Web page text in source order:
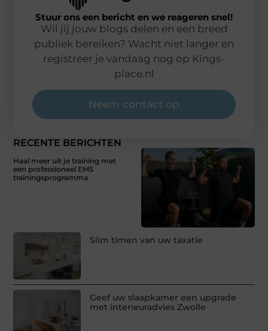
RECENTE BERICHTEN
Haal meer uit je training met
een professioneel EMS
trainingsprogramma
Slim timen van uw taxatie
Geef uw slaapkamer een upgrade
met interieuradvies Zwolle
Stuur ons een bericht en we reageren snel!
Wil jij jouw blogs delen en een breed
publiek bereiken? Wacht niet langer en
registreer je vandaag nog op Kings-
place.nl
Neem contact op